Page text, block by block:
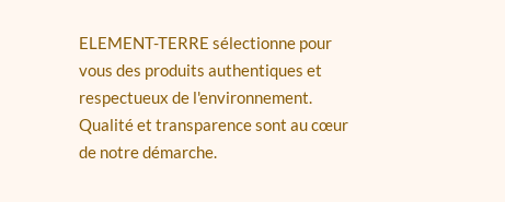
ELEMENT-TERRE sélectionne pour
vous des produits authentiques et
respectueux de l'environnement.
Qualité et transparence sont au cœur
de notre démarche.